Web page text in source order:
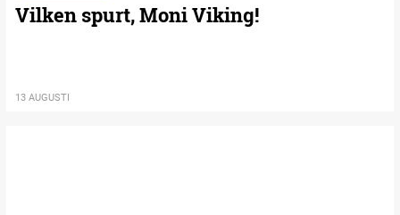
Vilken spurt, Moni Viking!
13 AUGUSTI